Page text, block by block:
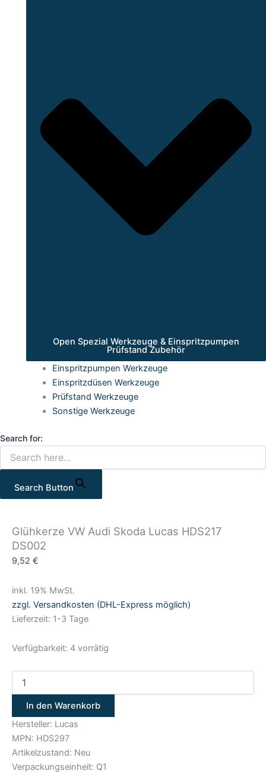
Open Spezial Werkzeuge & Einspritzpumpen
Prüfstand Zubehör
Einspritzpumpen Werkzeuge
Einspritzdüsen Werkzeuge
Prüfstand Werkzeuge
Sonstige Werkzeuge
Search for:
Search Button
Glühkerze VW Audi Skoda Lucas HDS217
DS002
9,52 €
inkl. 19% MwSt.
zzgl. Versandkosten (DHL-Express möglich)
Lieferzeit: 1-3 Tage
Verfügbarkeit: 4 vorrätig
In den Warenkorb
Hersteller: Lucas
MPN: HDS297
Artikelzustand: Neu
Verpackungseinheit: Q1